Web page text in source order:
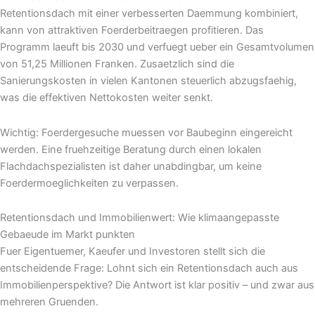
Retentionsdach mit einer verbesserten Daemmung kombiniert,
kann von attraktiven Foerderbeitraegen profitieren. Das
Programm laeuft bis 2030 und verfuegt ueber ein Gesamtvolumen
von 51,25 Millionen Franken. Zusaetzlich sind die
Sanierungskosten in vielen Kantonen steuerlich abzugsfaehig,
was die effektiven Nettokosten weiter senkt.
Wichtig: Foerdergesuche muessen vor Baubeginn eingereicht
werden. Eine fruehzeitige Beratung durch einen lokalen
Flachdachspezialisten ist daher unabdingbar, um keine
Foerdermoeglichkeiten zu verpassen.
Retentionsdach und Immobilienwert: Wie klimaangepasste
Gebaeude im Markt punkten
Fuer Eigentuemer, Kaeufer und Investoren stellt sich die
entscheidende Frage: Lohnt sich ein Retentionsdach auch aus
Immobilienperspektive? Die Antwort ist klar positiv – und zwar aus
mehreren Gruenden.